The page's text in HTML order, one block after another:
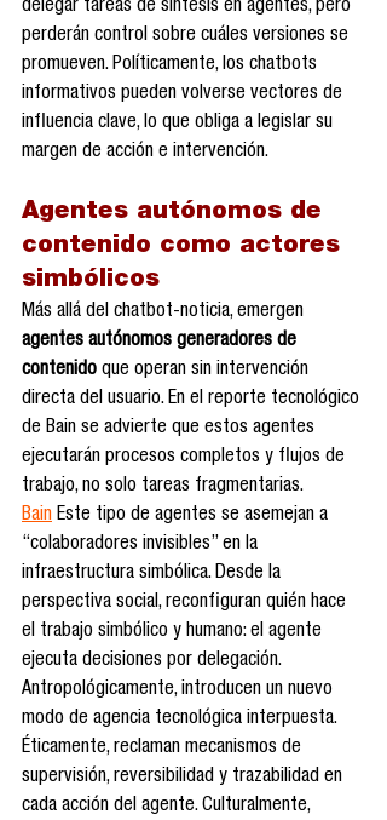
delegar tareas de síntesis en agentes, pero
perderán control sobre cuáles versiones se
promueven. Políticamente, los chatbots
informativos pueden volverse vectores de
influencia clave, lo que obliga a legislar su
margen de acción e intervención.
Agentes autónomos de
contenido como actores
simbólicos
Más allá del chatbot-noticia, emergen
agentes autónomos generadores de
contenido que operan sin intervención
directa del usuario. En el reporte tecnológico
de Bain se advierte que estos agentes
ejecutarán procesos completos y flujos de
trabajo, no solo tareas fragmentarias.
Bain Este tipo de agentes se asemejan a
“colaboradores invisibles” en la
infraestructura simbólica. Desde la
perspectiva social, reconfiguran quién hace
el trabajo simbólico y humano: el agente
ejecuta decisiones por delegación.
Antropológicamente, introducen un nuevo
modo de agencia tecnológica interpuesta.
Éticamente, reclaman mecanismos de
supervisión, reversibilidad y trazabilidad en
cada acción del agente. Culturalmente,